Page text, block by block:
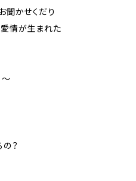
聞かせくだり
愛情が生まれた
～
？